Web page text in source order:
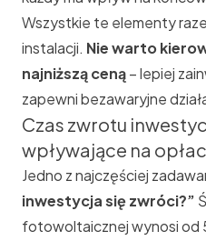
Wszystkie te elementy
instalacji. Nie warto
najniższą ceną– lepiej
zapewni bezawaryjne
Czas zwrotu
wpływające na
Jedno z najczęściej
inwestycja się zwróci?”
fotowoltaicznej wynosi od